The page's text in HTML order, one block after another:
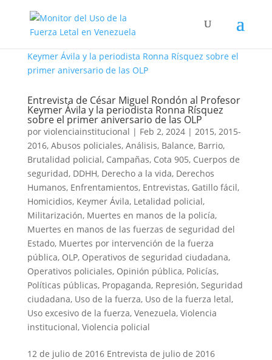
Entrevista de César Miguel Rondón al Profesor
Keymer Ávila y la periodista Ronna Rísquez
sobre el primer aniversario de las OLP
por violenciainstitucional | Feb 2, 2024| 2015, 2015-
2016, Abusos policiales, Análisis, Balance, Barrio,
Brutalidad policial, Campañas, Cota 905, Cuerpos de
seguridad, DDHH, Derecho a la vida, Derechos
Humanos, Enfrentamientos, Entrevistas, Gatillo fácil,
Homicidios, Keymer Ávila, Letalidad policial,
Militarización, Muertes en manos de la policía,
Muertes en manos de las fuerzas de seguridad del
Estado, Muertes por intervención de la fuerza
pública, OLP, Operativos de seguridad ciudadana,
Operativos policiales, Opinión pública, Policías,
Políticas públicas, Propaganda, Represión, Seguridad
ciudadana, Uso de la fuerza, Uso de la fuerza letal,
Uso excesivo de la fuerza, Venezuela, Violencia
institucional, Violencia policial
12 de julio de 2016 Entrevista de julio de 2016